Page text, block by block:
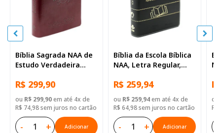
Bíblia Sagrada NAA de
Estudo Verdadeira
Regular, com mapa,
Capa Couro Sintético
Ilustrada Marrom
R$ 299,90
ou R$ 299,90em até 4x de
R$ 74,98 sem juros no cartão
- + Adicionar
Bíblia da Escola Bíblica
NAA, Letra Regular,
Sintético Preta
R$ 259,94
ou R$ 259,94em até 4x de
R$ 64,98 sem juros no cartão
- + Adicionar
ou
R$